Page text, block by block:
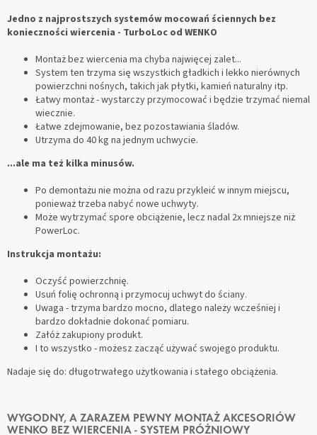
Jedno z najprostszych systemów mocowań ściennych bez
konieczności wiercenia - TurboLoc od WENKO
Montaż bez wiercenia ma chyba najwięcej zalet...
System ten trzyma się wszystkich gładkich i lekko nierównych
powierzchni nośnych, takich jak płytki, kamień naturalny itp.
Łatwy montaż - wystarczy przymocować i będzie trzymać niemal
wiecznie.
Łatwe zdejmowanie, bez pozostawiania śladów.
Utrzyma do 40 kg na jednym uchwycie.
...ale ma też kilka minusów.
Po demontażu nie można od razu przykleić w innym miejscu,
ponieważ trzeba nabyć nowe uchwyty.
Może wytrzymać spore obciążenie, lecz nadal 2x mniejsze niż
PowerLoc.
Instrukcja montażu:
Oczyść powierzchnię.
Usuń folię ochronną i przymocuj uchwyt do ściany.
Uwaga - trzyma bardzo mocno, dlatego należy wcześniej i
bardzo dokładnie dokonać pomiaru.
Załóż zakupiony produkt.
I to wszystko - możesz zacząć używać swojego produktu.
Nadaje się do: długotrwałego użytkowania i stałego obciążenia.
WYGODNY, A ZARAZEM PEWNY MONTAŻ AKCESORIÓW
WENKO BEZ WIERCENIA - SYSTEM PRÓŻNIOWY